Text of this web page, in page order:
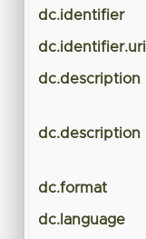
dc.identifier
dc.identifier.uri
dc.description
dc.description
dc.format
dc.language